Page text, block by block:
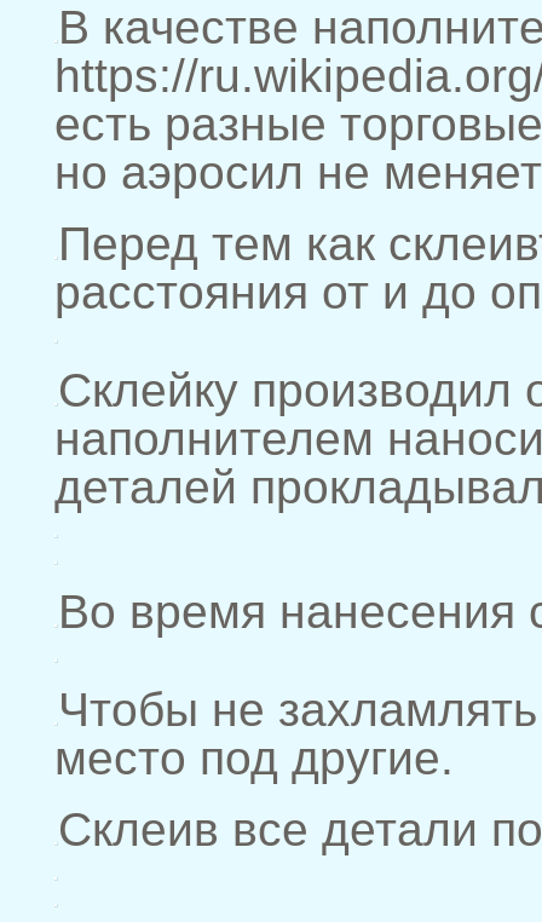
В качестве
https://
есть разные
но аэросил не
Перед тем как
расстояния от и до
Склейку производил
наполнителем
деталей
Во время нанесения
Чтобы не
место под другие.
Склеив все детали